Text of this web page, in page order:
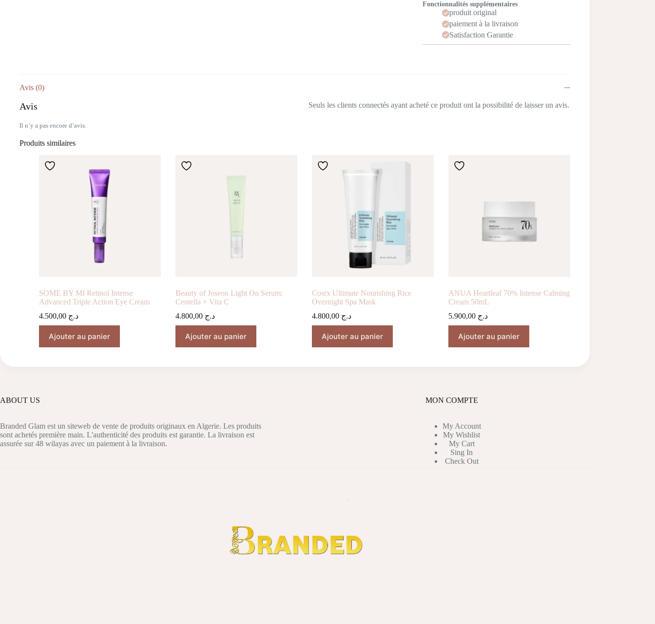
Fonctionnalités supplémentaires
produit original
paiement à la livraison
Satisfaction Garantie
Avis (0)
Avis
Il n’y a pas encore d’avis.
Seuls les clients connectés ayant acheté ce produit ont la possibilité de laisser un avis.
Produits similaires
SOME BY MI Retinol Intense
Advanced Triple Action Eye Cream
د.ج
Ajouter au panier
Beauty of Joseon Light On Serum:
Centella + Vita C
د.ج 4.800,00
Ajouter au panier
Cosrx Ultimate Nourishing Rice
Overnight Spa Mask
د.ج 4.800,00
Ajouter au panier
ANUA Heartleaf 70% Intense Calming
Cream 50mL
د.ج 5.900,00
Ajouter au panier
ABOUT US
Branded Glam est un siteweb de vente de produits originaux en Algerie. Les produits
sont achetés première main. L'authenticité des produits est garantie. La livraison est
assurée sur 48 wilayas avec un paiement à la livraison.
MON COMPTE
My Account
My Wishlist
My Cart
Sing In
Check Out